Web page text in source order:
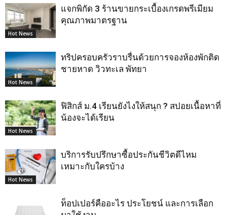
Hot News
แจกพิกัด 3 ร้านขายกระเบื้องเกรดพรีเมียม
คุณภาพมาตรฐาน
Hot News
ทริปครอบครัวราบรื่นด้วยการจองห้องพักติด
ชายหาด วิวทะเล พัทยา
Hot News
ฟิสิกส์ ม.4 เรียนยังไงให้สนุก ? สปอยเนื้อหาที่
น้องจะได้เรียน
Hot News
บริการรับปรึกษาซื้อประกันชีวิตดีไหม
เหมาะกับใครบ้าง
ท็อปเปอร์คืออะไร ประโยชน์ และการเลือก